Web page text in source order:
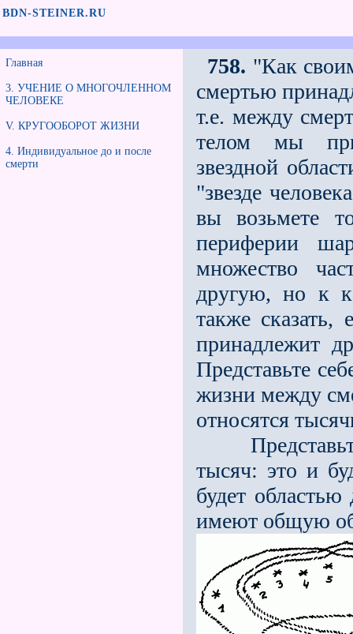
BDN-STEINER.RU
Главная
3. УЧЕНИЕ О МНОГОЧЛЕННОМ
ЧЕЛОВЕКЕ
V. КРУГООБОРОТ ЖИЗНИ
4. Индивидуальное до и после
смерти
758. "Как
смертью
т.е. между
телом мы
звездной
"звезде
вы возь­мете
периферии
множество
другую, но к
также сказать,
принадлежит
Представьте
жизни между
относятся
Представьте
тысяч: это и
будет
имеют общую